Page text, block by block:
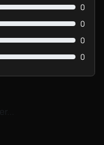
0
0
0
0